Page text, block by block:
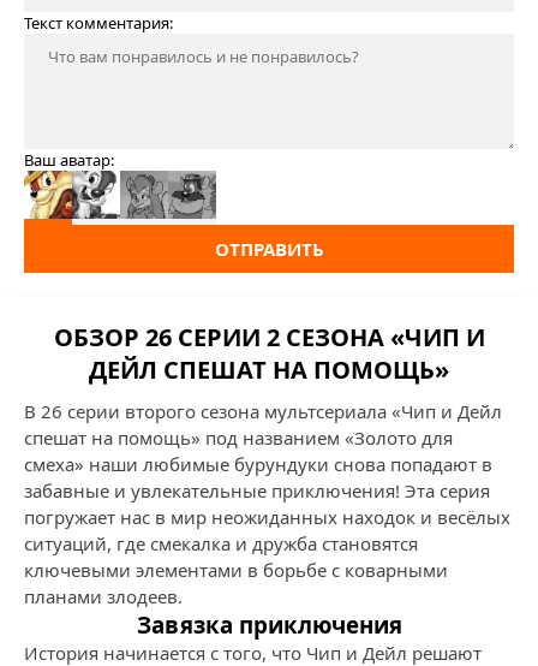
Текст комментария:
Ваш аватар:
ОТПРАВИТЬ
ОБЗОР 26 СЕРИИ 2 СЕЗОНА «ЧИП И
ДЕЙЛ СПЕШАТ НА ПОМОЩЬ»
В 26 серии второго сезона мультсериала «Чип и Дейл
спешат на помощь» под названием «Золото для
смеха» наши любимые бурундуки снова попадают в
забавные и увлекательные приключения! Эта серия
погружает нас в мир неожиданных находок и весёлых
ситуаций, где смекалка и дружба становятся
ключевыми элементами в борьбе с коварными
планами злодеев.
Завязка приключения
История начинается с того, что Чип и Дейл решают